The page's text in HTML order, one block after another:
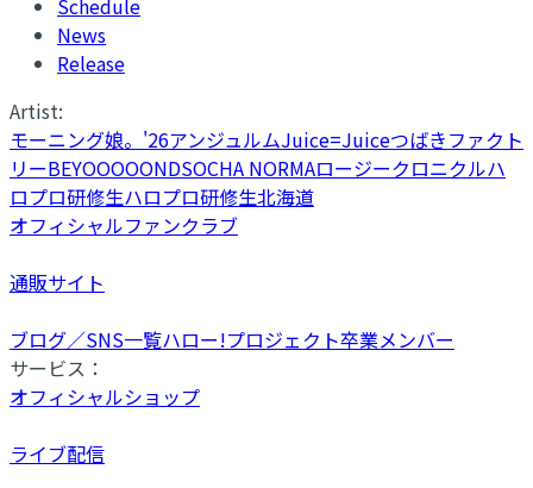
News
Release
Artist:
モーニング娘。'26アンジュルムJuice=Juiceつばきファクト
リーBEYOOOOONDSOCHA NORMAロージークロニクルハ
ロプロ研修生ハロプロ研修生北海道
オフィシャルファンクラブ
通販サイト
ブログ／SNS一覧ハロー!プロジェクト卒業メンバー
サービス：
オフィシャルショップ
ライブ配信